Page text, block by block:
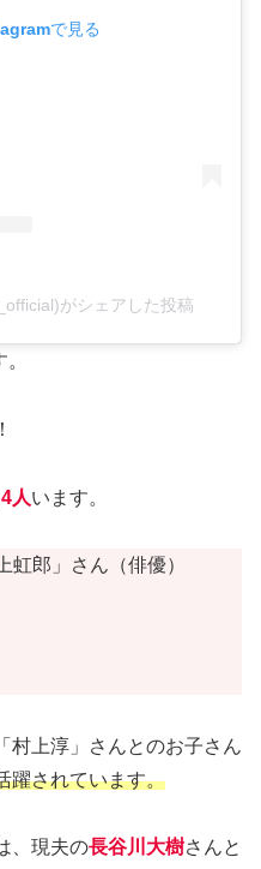
で見る
がシェアした投稿
4人います。
虹郎」さん（俳優）
村上淳」さんとのお子さん
躍されています。
、現夫の長谷川大樹さんと